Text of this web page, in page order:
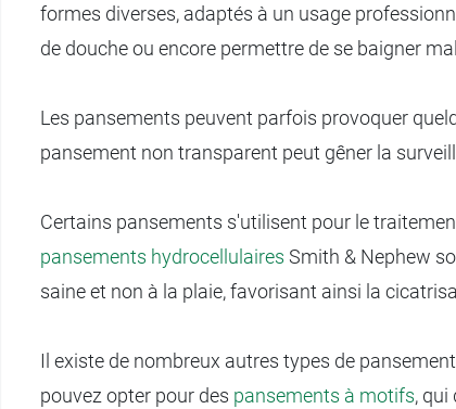
formes diverses, adaptés à un usage
de douche ou encore permettre de se baigner
Les pansements peuvent parfois provoquer
pansement non transparent peut gêner la
Certains pansements s'utilisent pour le
pansements hydrocellulaires Smith & Nephew
saine et non à la plaie, favorisant ainsi la
Il existe de nombreux autres types de
pouvez opter pour des pansements à motifs, qui